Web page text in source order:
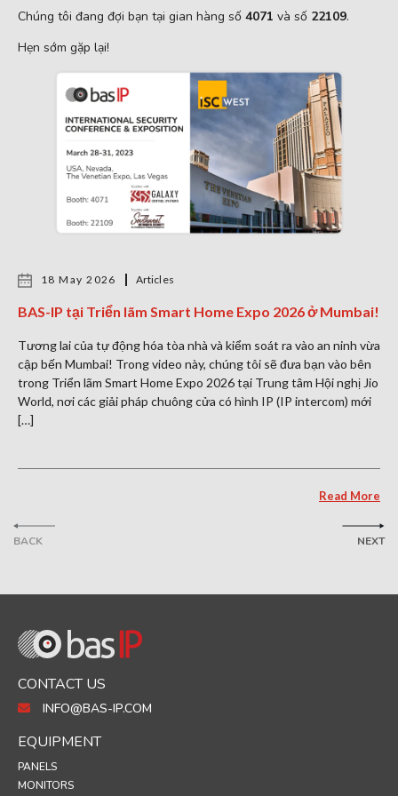
Chúng tôi đang đợi bạn tại gian hàng số 4071 và số 22109.
Hẹn sớm gặp lại!
BACK
18 May 2026 Articles
BAS-IP tại Triển lãm Smart Home Expo 2026 ở Mumbai!
Tương lai của tự động hóa tòa nhà và kiểm soát ra vào an ninh vừa
cập bến Mumbai! Trong video này, chúng tôi sẽ đưa bạn vào bên
trong Triển lãm Smart Home Expo 2026 tại Trung tâm Hội nghị Jio
World, nơi các giải pháp chuông cửa có hình IP (IP intercom) mới
[…]
Read More
NEXT
CONTACT US
INFO@BAS-IP.COM
EQUIPMENT
PANELS
MONITORS